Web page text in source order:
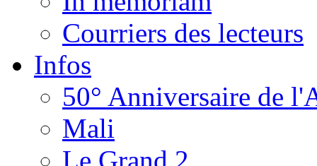
Courriers des lecteurs
Infos
50° Anniversaire de
Mali